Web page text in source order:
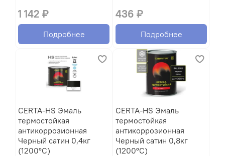
1 142 ₽
Подробнее
436 ₽
Подробнее
CERTA-HS Эмаль
термостойкая
антикоррозионная
Черный сатин 0,4кг
(1200°С)
CERTA-HS Эмаль
термостойкая
антикоррозионная
Черный сатин 0,8кг
(1200°С)